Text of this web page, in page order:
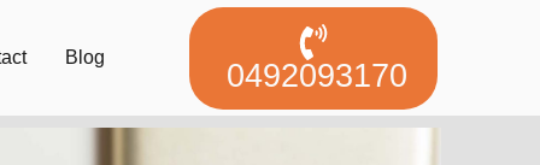
Blog 0492093170